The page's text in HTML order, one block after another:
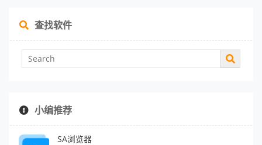
查找软件
小编推荐
SA浏览器